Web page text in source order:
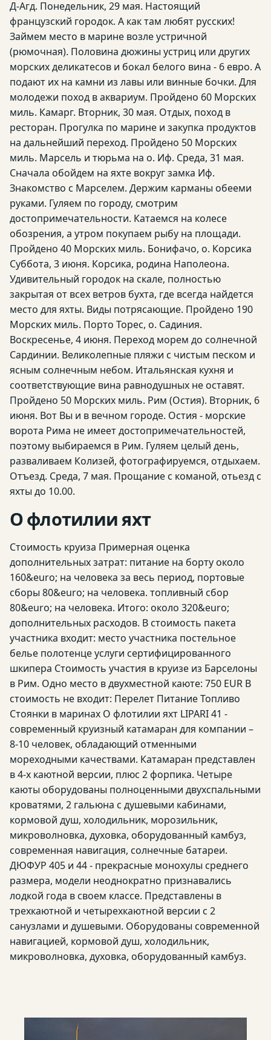
Д-Агд. Понедельник, 29 мая. Настоящий
французский городок. А как там любят русских!
Займем место в марине возле устричной
(рюмочная). Половина дюжины устриц или других
морских деликатесов и бокал белого вина - 6 евро. А
подают их на камни из лавы или винные бочки. Для
молодежи поход в аквариум. Пройдено 60 Морских
миль. Камарг. Вторник, 30 мая. Отдых, поход в
ресторан. Прогулка по марине и закупка продуктов
на дальнейший переход. Пройдено 50 Морских
миль. Марсель и тюрьма на о. Иф. Среда, 31 мая.
Сначала обойдем на яхте вокруг замка Иф.
Знакомство с Марселем. Держим карманы обееми
руками. Гуляем по городу, смотрим
достопримечательности. Катаемся на колесе
обозрения, а утром покупаем рыбу на площади.
Пройдено 40 Морских миль. Бонифачо, о. Корсика
Суббота, 3 июня. Корсика, родина Наполеона.
Удивительный городок на скале, полностью
закрытая от всех ветров бухта, где всегда найдется
место для яхты. Виды потрясающие. Пройдено 190
Морских миль. Порто Торес, о. Садиния.
Воскресенье, 4 июня. Переход морем до солнечной
Сардинии. Великолепные пляжи с чистым песком и
ясным солнечным небом. Итальянская кухня и
соответствующие вина равнодушных не оставят.
Пройдено 50 Морских миль. Рим (Остия). Вторник, 6
июня. Вот Вы и в вечном городе. Остия - морские
ворота Рима не имеет достопримечательностей,
поэтому выбираемся в Рим. Гуляем целый день,
разваливаем Колизей, фотографируемся, отдыхаем.
Отъезд. Среда, 7 мая. Прощание с команой, отьезд с
яхты до 10.00.
О флотилии яхт
Стоимость круиза Примерная оценка
дополнительных затрат: питание на борту около
160&euro; на человека за весь период, портовые
сборы 80&euro; на человека. топливный сбор
80&euro; на человека. Итого: около 320&euro;
дополнительных расходов. В стоимость пакета
участника входит: место участника постельное
белье полотенце услуги сертифицированного
шкипера Стоимость участия в круизе из Барселоны
в Рим. Одно место в двухместной каюте: 750 EUR В
стоимость не входит: Перелет Питание Топливо
Стоянки в маринах О флотилии яхт LIPARI 41 -
современный круизный катамаран для компании –
8-10 человек, обладающий отменными
мореходными качествами. Катамаран представлен
в 4-х каютной версии, плюс 2 форпика. Четыре
каюты оборудованы полноценными двухспальными
кроватями, 2 гальюна с душевыми кабинами,
кормовой душ, холодильник, морозильник,
микроволновка, духовка, оборудованный камбуз,
современная навигация, солнечные батареи.
ДЮФУР 405 и 44 - прекрасные монохулы среднего
размера, модели неоднократно признавались
лодкой года в своем классе. Представлены в
трехкаютной и четырехкаютной версии с 2
санузлами и душевыми. Оборудованы современной
навигацией, кормовой душ, холодильник,
микроволновка, духовка, оборудованный камбуз.